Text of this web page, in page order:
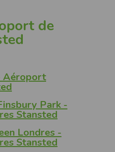
de
Aéroport
Park -
Stansted
Londres -
Stansted